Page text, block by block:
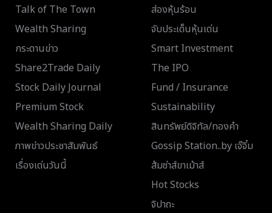
Talk of The Town
Wealth Sharing
กระดานข่าว
Share2Trade Daily
Stock Daily Journal
Premium Stock
Wealth Sharing Daily
ภาพข่าวประชาสัมพันธ์
เรื่องเด่นวันนี้
ส่องหุ้นร้อน
จับประเด็นหุ้นเด่น
Smart Investment
The IPO
Fund / Insurance
Sustainability
สินทรัพย์ดิจิทัล/ทองคำ
Gossip Station..by เจ๊จิ๋ม
ส้มซ่าส์ขาเม้าส์
Hot Stocks
จิปาถะ